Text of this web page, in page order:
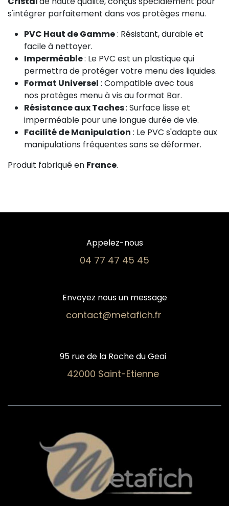
s'intégrer parfaitement dans vos protèges menu.
PVC Haut de Gamme: Résistant, durable et
facile à nettoyer.
Imperméable: Le PVC est un plastique qui
permettra de protéger votre menu des liquides.
Format Universel : Compatible avec tous
nos protèges menu à vis au format Bar.
Résistance aux Taches: Surface lisse et
imperméable pour une longue durée de vie.
Facilité de Manipulation : Le PVC s'adapte aux
manipulations fréquentes sans se déformer.
Produit fabriqué en France.
Appelez-nous
04 77 47 45 45​
Envoyez nous un message
contact@metafich.fr
95 rue de la Roche du Geai
42000 Saint-Etienne